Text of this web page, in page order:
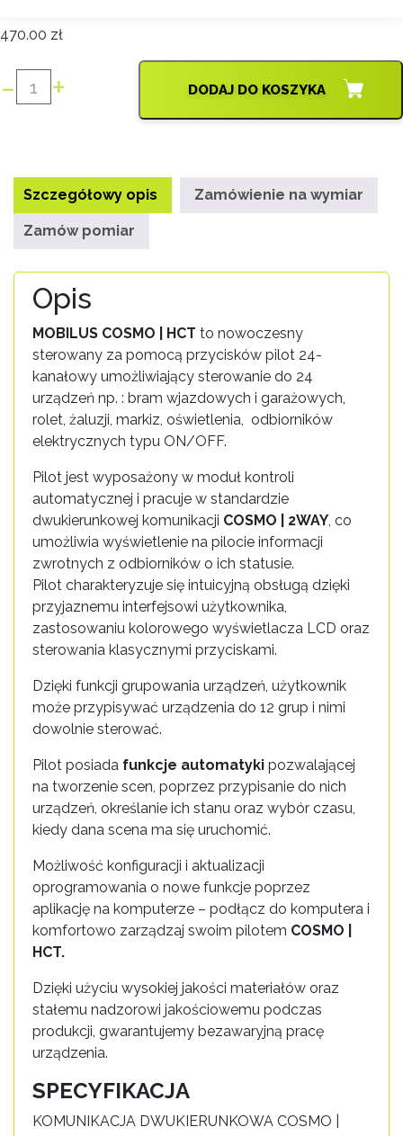
470.00 zł
-
ilość
HCT
MOBILUS
+ DODAJ DO KOSZYKA
Szczegółowy opis Zamówienie na wymiar
Zamów pomiar
Opis
MOBILUS COSMO | HCT to nowoczesny
sterowany za pomocą przycisków pilot 24-
kanałowy umożliwiający sterowanie do 24
urządzeń np. : bram wjazdowych i garażowych,
rolet, żaluzji, markiz, oświetlenia, odbiorników
elektrycznych typu ON/OFF.
Pilot jest wyposażony w moduł kontroli
automatycznej i pracuje w standardzie
dwukierunkowej komunikacji COSMO | 2WAY, co
umożliwia wyświetlenie na pilocie informacji
zwrotnych z odbiorników o ich statusie.
Pilot charakteryzuje się intuicyjną obsługą dzięki
przyjaznemu interfejsowi użytkownika,
zastosowaniu kolorowego wyświetlacza LCD oraz
sterowania klasycznymi przyciskami.
Dzięki funkcji grupowania urządzeń, użytkownik
może przypisywać urządzenia do 12 grup i nimi
dowolnie sterować.
Pilot posiada funkcje automatyki pozwalającej
na tworzenie scen, poprzez przypisanie do nich
urządzeń, określanie ich stanu oraz wybór czasu,
kiedy dana scena ma się uruchomić.
Możliwość konfiguracji i aktualizacji
oprogramowania o nowe funkcje poprzez
aplikację na komputerze – podłącz do komputera i
komfortowo zarządzaj swoim pilotem COSMO |
HCT.
Dzięki użyciu wysokiej jakości materiałów oraz
stałemu nadzorowi jakościowemu podczas
produkcji, gwarantujemy bezawaryjną pracę
urządzenia.
SPECYFIKACJA
KOMUNIKACJA DWUKIERUNKOWA COSMO |